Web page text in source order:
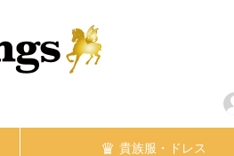
貴族服・ドレス